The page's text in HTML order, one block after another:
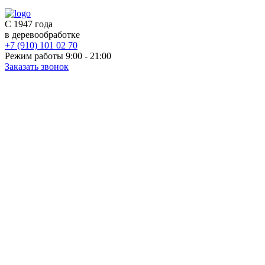
С 1947 года
в деревообработке
+7 (910) 101 02 70
Режим работы 9:00 - 21:00
Заказать звонок